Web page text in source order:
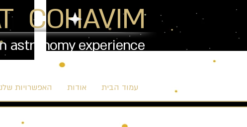
COHAVIM
astronomy experience
עמוד הבית אודות האפשרויות